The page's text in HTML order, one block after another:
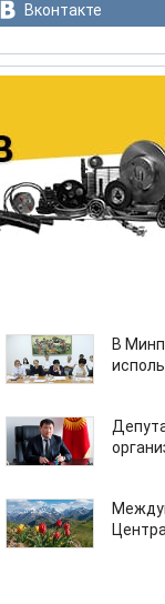
Вконтакте
В